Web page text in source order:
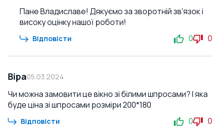
Пане Владиславе! Дякуємо за зворотній зв'язок і
високу оцінку нашої роботи!
Відповісти 0 0
Віра05.03.2024
Чи можна замовити це вікно зі білими шпросами? І яка
буде ціна зі шпросами розміри 200*180
Відповісти 0 0